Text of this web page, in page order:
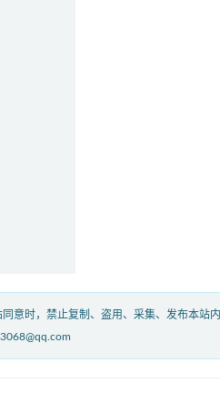
意时，禁止复制、盗用、采集、发布本站内